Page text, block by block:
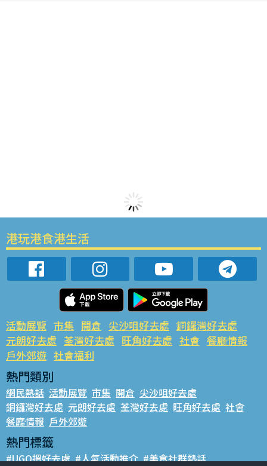
港玩港食港生活
活動展覽 市集 開倉 尖沙咀好去處 銅鑼灣好去處
元朗好去處 荃灣好去處 旺角好去處 社會 餐廳情報
戶外郊遊 社會福利
熱門類別
網民熱話 活動展覽 市集 開倉 尖沙咀好去處
銅鑼灣好去處 元朗好去處 荃灣好去處 旺角好去處 社會
餐廳情報 戶外郊遊
熱門標籤
#UGO搵好去處 #人氣活動推介 #美食社群熱話